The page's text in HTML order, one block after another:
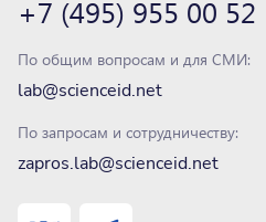
+7 (495) 955 00 52
По общим вопросам и для СМИ:
lab@scienceid.net
По запросам и сотрудничеству:
zapros.lab@scienceid.net